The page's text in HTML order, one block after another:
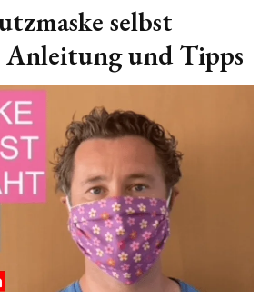
selbst
Anleitung und Tipps